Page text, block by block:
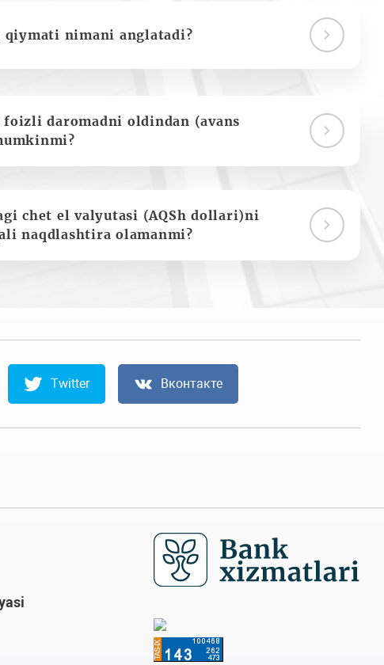
nimani anglatadi?
foizli daromadni oldindan (avans
chet el valyutasi (AQSh dollari)ni
naqdlashtira olamanmi?
Twitter Вконтакте